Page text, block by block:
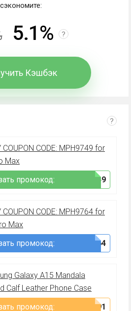
сэкономите:
5.1% ?
Кэшбэк
?
COUPON CODE: MPH9749 for
Max
***749
промокод:
COUPON CODE: MPH9764 for
Max
***764
промокод:
Galaxy A15 Mandala
Calf Leather Phone Case
***091
промокод: